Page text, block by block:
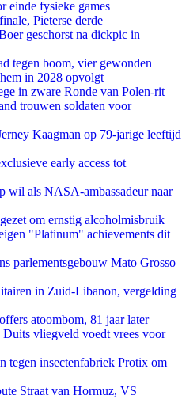
einde fysieke games
Pieterse derde
geschorst na dickpic in
tegen boom, vier gewonden
in 2028 opvolgt
in zware Ronde van Polen-rit
trouwen soldaten voor
Kaagman op 79-jarige leeftijd
early access tot
wil als NASA-ambassadeur naar
om ernstig alcoholmisbruik
"Platinum" achievements dit
parlementsgebouw Mato Grosso
in Zuid-Libanon, vergelding
atoombom, 81 jaar later
vliegveld voedt vrees voor
tegen insectenfabriek Protix om
Straat van Hormuz, VS